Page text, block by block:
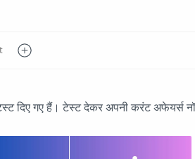
दिए गए हैं। टेस्ट देकर अपनी करंट अफेयर्स